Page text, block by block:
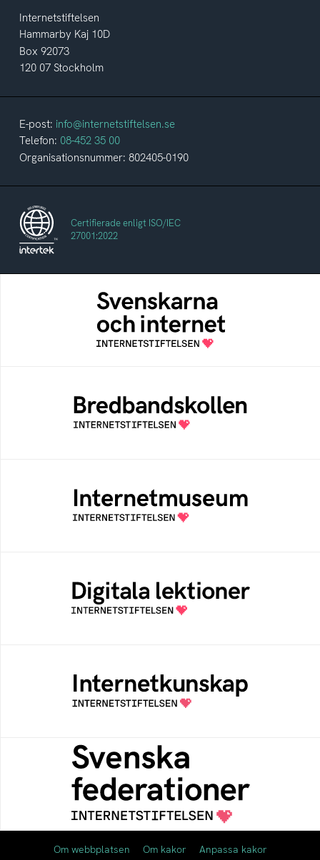
Internetstiftelsen
Hammarby Kaj 10D
Box 92073
120 07 Stockholm
E-post: info@internetstiftelsen.se
Telefon: 08-452 35 00
Organisationsnummer: 802405-0190
Certifierade enligt ISO/IEC
27001:2022
Svenskarna och internet
En årlig studie av svenska folkets
internetvanor
Bredbandskollen är ett oberoende
konsumentverktyg som drivs av
Internetstiftelsen
Ett digitalt museum som byggts, och kureras
av Internetstiftelsen
Öppen digital lärresurs med färdiga lektioner
för alla stadier i grundskolan
Samlad kunskap som hjälper dig att bli en
säker och medveten internetanvändare
Svenska federationer
Grunden för medlemskap i en sektors- eller
kontextspecifik federation
Om webbplatsen Om kakor Anpassa kakor